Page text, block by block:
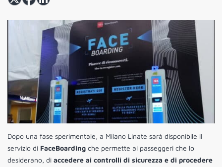
Dopo una fase sperimentale, a Milano Linate sarà disponibile il
servizio di FaceBoarding che permette ai passeggeri che lo
desiderano, di accedere ai controlli di sicurezza e di procedere